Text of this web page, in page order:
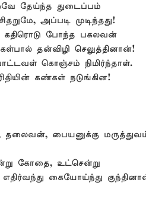
தேய்ந்த துடைப்பம்
அப்படி முடிந்தது!
கதிரொடு போந்த பகலவன்
தன்விழி செலுத்தினான்!
கொஞ்சம் நிமிர்ந்தாள்.
கண்கள் நடுங்கின!
தலைவன், பையனுக்கு
கோதை, உட்சென்று
கையோய்ந்து